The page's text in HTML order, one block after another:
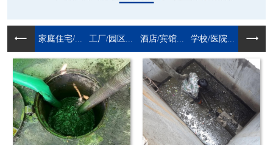
家庭住宅/... 工厂/园区... 酒店/宾馆... 学校/医院...